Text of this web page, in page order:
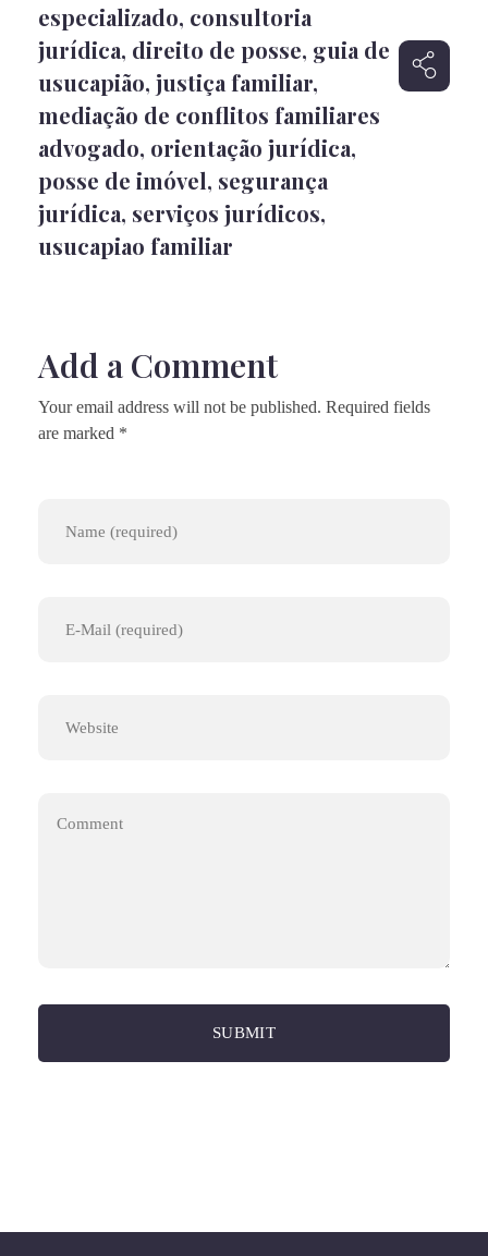
especializado, consultoria
jurídica, direito de posse, guia de
usucapião, justiça familiar,
mediação de conflitos familiares
advogado, orientação jurídica,
posse de imóvel, segurança
jurídica, serviços jurídicos,
usucapiao familiar
Add a Comment
Your email address will not be published. Required fields
are marked *